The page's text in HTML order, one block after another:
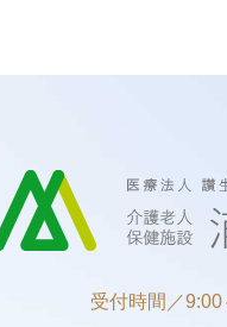
受付時間／